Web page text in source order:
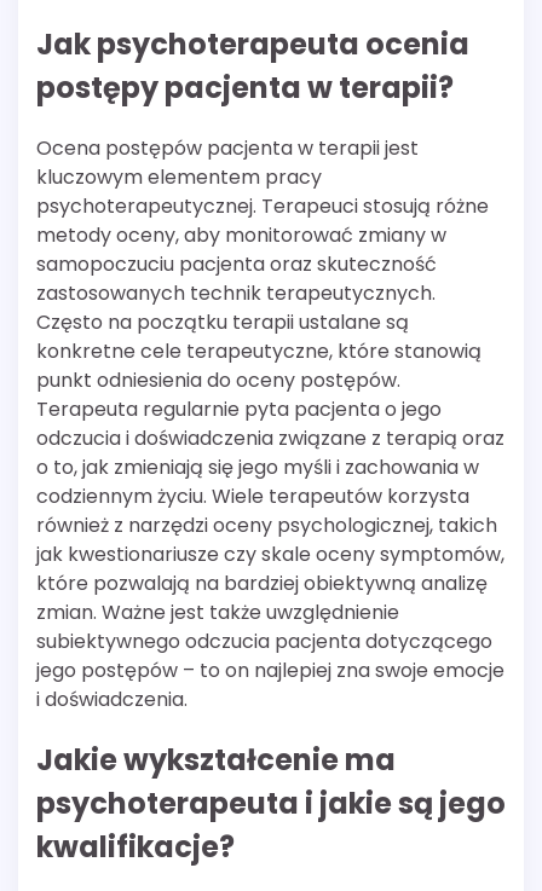
Jak psychoterapeuta ocenia
postępy pacjenta w terapii?
Ocena postępów pacjenta w terapii jest
kluczowym elementem pracy
psychoterapeutycznej. Terapeuci stosują różne
metody oceny, aby monitorować zmiany w
samopoczuciu pacjenta oraz skuteczność
zastosowanych technik terapeutycznych.
Często na początku terapii ustalane są
konkretne cele terapeutyczne, które stanowią
punkt odniesienia do oceny postępów.
Terapeuta regularnie pyta pacjenta o jego
odczucia i doświadczenia związane z terapią oraz
o to, jak zmieniają się jego myśli i zachowania w
codziennym życiu. Wiele terapeutów korzysta
również z narzędzi oceny psychologicznej, takich
jak kwestionariusze czy skale oceny symptomów,
które pozwalają na bardziej obiektywną analizę
zmian. Ważne jest także uwzględnienie
subiektywnego odczucia pacjenta dotyczącego
jego postępów – to on najlepiej zna swoje emocje
i doświadczenia.
Jakie wykształcenie ma
psychoterapeuta i jakie są jego
kwalifikacje?